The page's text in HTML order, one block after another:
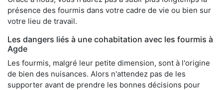
présence des fourmis dans votre cadre de vie ou bien sur
votre lieu de travail.
Les dangers liés à une cohabitation avec les fourmis à
Agde
Les fourmis, malgré leur petite dimension, sont à l'origine
de bien des nuisances. Alors n'attendez pas de les
supporter avant de prendre les bonnes décisions pour